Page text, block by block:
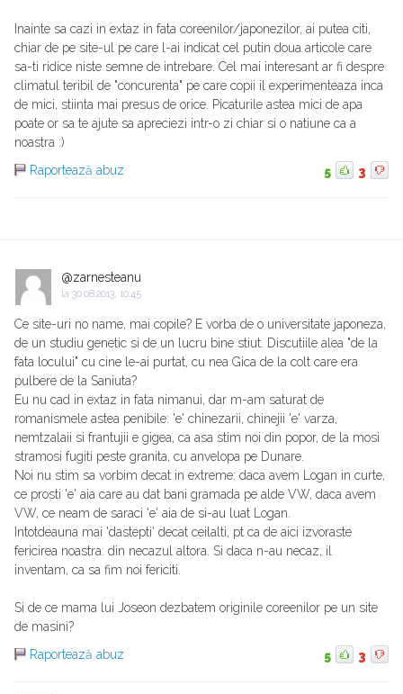
Inainte sa cazi in extaz in fata coreenilor/japonezilor, ai putea citi,
chiar de pe site-ul pe care l-ai indicat cel putin doua articole care
sa-ti ridice niste semne de intrebare. Cel mai interesant ar fi despre
climatul teribil de "concurenta" pe care copii il experimenteaza inca
de mici, stiinta mai presus de orice. Picaturile astea mici de apa
poate or sa te ajute sa apreciezi intr-o zi chiar si o natiune ca a
noastra :)
Raportează abuz
5 3
@zarnesteanu
la 30.08.2013, 10:45
Ce site-uri no name, mai copile? E vorba de o universitate japoneza,
de un studiu genetic si de un lucru bine stiut. Discutiile alea "de la
fata locului" cu cine le-ai purtat, cu nea Gica de la colt care era
pulbere de la Saniuta?
Eu nu cad in extaz in fata nimanui, dar m-am saturat de
romanismele astea penibile: 'e' chinezarii, chinejii 'e' varza,
nemtzalaii si frantujii e gigea, ca asa stim noi din popor, de la mosi
stramosi fugiti peste granita, cu anvelopa pe Dunare.
Noi nu stim sa vorbim decat in extreme: daca avem Logan in curte,
ce prosti 'e' aia care au dat bani gramada pe alde VW, daca avem
VW, ce neam de saraci 'e' aia de si-au luat Logan.
Intotdeauna mai 'dastepti' decat ceilalti, pt ca de aici izvoraste
fericirea noastra: din necazul altora. Si daca n-au necaz, il
inventam, ca sa fim noi fericiti.
Si de ce mama lui Joseon dezbatem originile coreenilor pe un site
de masini?
Raportează abuz
5 3